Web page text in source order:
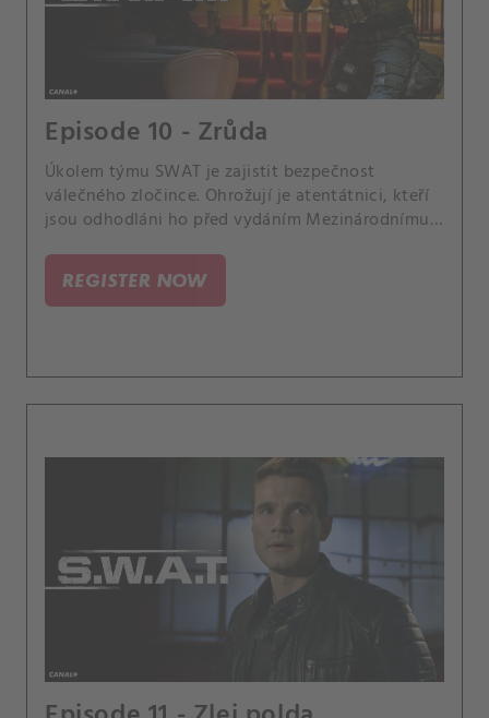
Episode 10 - Zrůda
Úkolem týmu SWAT je zajistit bezpečnost
válečného zločince. Ohrožují je atentátnici, kteří
jsou odhodláni ho před vydáním Mezinárodnímu
REGISTER NOW